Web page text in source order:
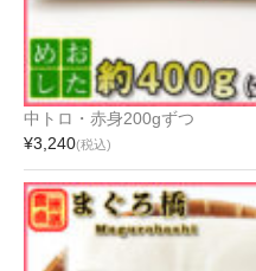
中トロ・赤身200gずつ
¥3,240(税込)